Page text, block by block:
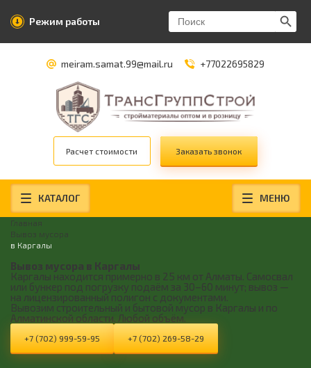
Режим работы
Search
for:
Search
meiram.samat.99@mail.ru +77022695829
Расчет стоимости Заказать звонок
КАТАЛОГ МЕНЮ
Главная
Вывоз мусора
в Каргалы
Вывоз мусора в Каргалы
Каргалы находится примерно в 25 км от Алматы. Самосвал
или бункер под погрузку подаём за 30–60 минут; вывоз —
на лицензированный полигон с документами.
Вывозим строительный и бытовой мусор в Каргалы и по
Алматинской области. Любой объём.
+7 (702) 999-59-95 +7 (702) 269-58-29